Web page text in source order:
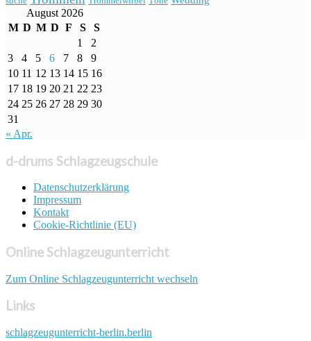
August 2026
M D M D F S
S
1
2
3
4 5 6 7 8
9
10 11 12 13 14 15 16
17 18 19 20 21 22 23
24 25 26 27 28 29 30
31
« Apr.
d-drums Schlagzeugschule
Datenschutzerklärung
Impressum
Kontakt
Cookie-Richtlinie (EU)
Online Schlagzeugunterricht
Zum Online Schlagzeugunterricht wechseln
Links
schlagzeugunterricht-berlin.berlin